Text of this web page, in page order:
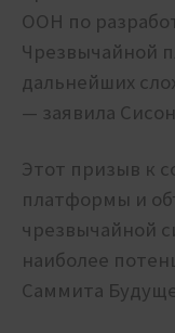
ООН по
Чрезвычайной
дальнейших
— заявила
Этот призыв к
платформы и
чрезвычайной
наиболее
Саммита